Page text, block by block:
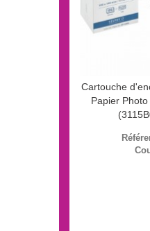
Cartouche
Papier